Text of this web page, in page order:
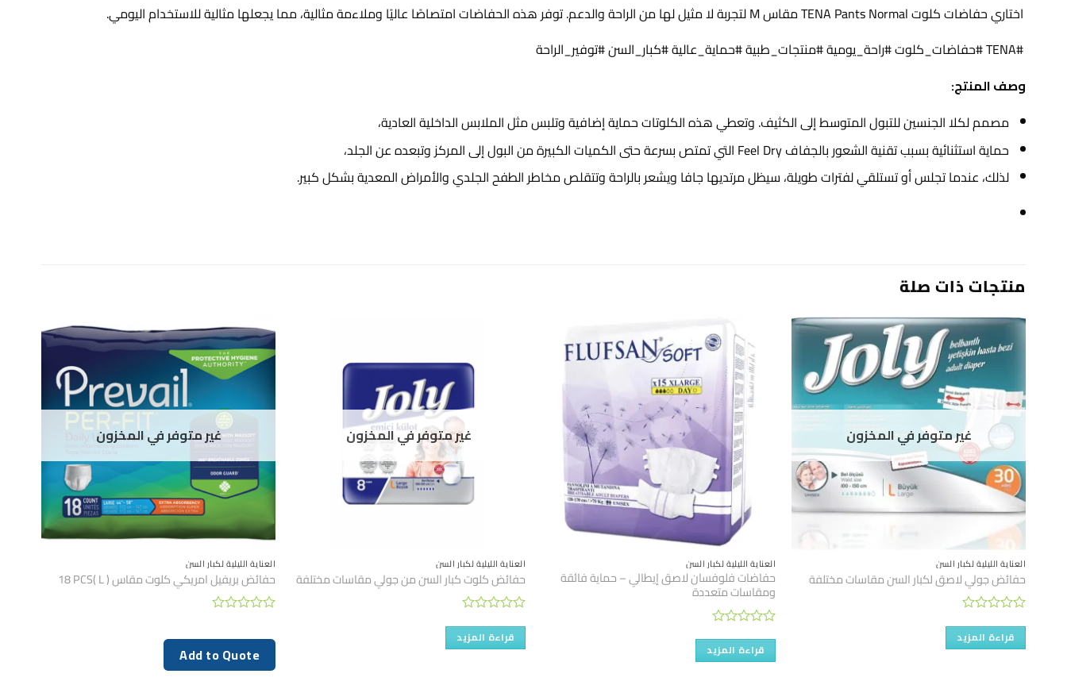
اختاري حفاضات كلوت TENA Pants Normal مقاس M لتجربة لا مثيل لها من الراحة والدعم. توفر هذه الحفاضات امتصاصًا عاليًا وملاءمة مثالية، مما يجعلها مثالية للاستخدام اليومي.
#TENA #حفاضات_كلوت #راحة_يومية #منتجات_طبية #حماية_عالية #كبار_السن #توفير_الراحة
وصف المنتج:
مصمم لكلا الجنسين للتبول المتوسط إلى الكثيف. وتعطي هذه الكلوتات حماية إضافية وتلبس مثل الملابس الداخلية العادية،
حماية استثنائية بسبب تقنية الشعور بالجفاف Feel Dry التي تمتص بسرعة حتى الكميات الكبيرة من البول إلى المركز وتبعده عن الجلد،
لذلك، عندما تجلس أو تستلقي لفترات طويلة، سيظل مرتديها جافا ويشعر بالراحة وتتقلص مخاطر الطفح الجلدي والأمراض المعدية بشكل كبير.
منتجات ذات صلة
غير متوفر في المخزون
العناية الليلية لكبار السن
حفائض جولي لاصق لكبار السن مقاسات مختلفة
التقييم
0
قراءة المزيد
العناية الليلية لكبار السن
حفاضات فلوفسان لاصق إيطالي – حماية فائقة
ومقاسات متعددة
التقييم
0
قراءة المزيد
غير متوفر في المخزون
العناية الليلية لكبار السن
حفائض كلوت كبار السن من جولي مقاسات مختلفة
التقييم
0
قراءة المزيد
غير متوفر في المخزون
العناية الليلية لكبار السن
حفائض بريفيل امريكي كلوت مقاس ( L )18 PCS
0
من
5
Add to Quote